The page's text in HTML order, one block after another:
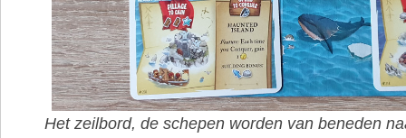
Het zeilbord, de schepen worden van beneden